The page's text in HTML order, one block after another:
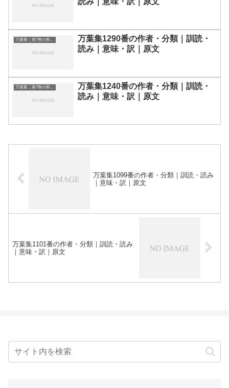
万葉集｜第7巻の和歌一覧
万葉集1290番の作者・分類｜訓読・
読み｜意味・訳｜原文
万葉集1240番の作者・分類｜訓読・
読み｜意味・訳｜原文
万葉集1099番の作者・分類｜訓読・読み
｜意味・訳｜原文
万葉集1101番の作者・分類｜訓読・読み
｜意味・訳｜原文